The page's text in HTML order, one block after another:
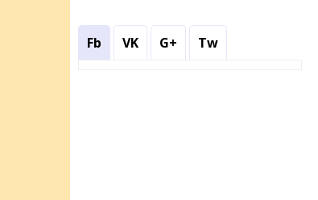
Fb VK G+ Tw